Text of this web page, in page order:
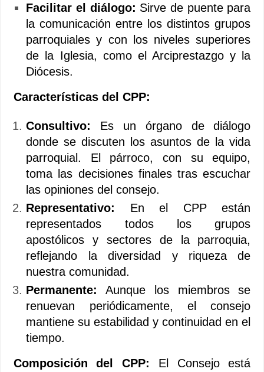
Facilitar el diálogo: Sirve de puente para
la comunicación entre los distintos grupos
parroquiales y con los niveles superiores
de la Iglesia, como el Arciprestazgo y la
Diócesis.
Características del CPP:
Consultivo: Es un órgano de diálogo
donde se discuten los asuntos de la vida
parroquial. El párroco, con su equipo,
toma las decisiones finales tras escuchar
las opiniones del consejo.
Representativo: En el CPP están
representados todos los grupos
apostólicos y sectores de la parroquia,
reflejando la diversidad y riqueza de
nuestra comunidad.
Permanente: Aunque los miembros se
renuevan periódicamente, el consejo
mantiene su estabilidad y continuidad en el
tiempo.
Composición del CPP: El Consejo está